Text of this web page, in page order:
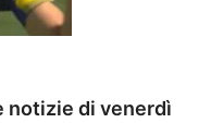
notizie di venerdì